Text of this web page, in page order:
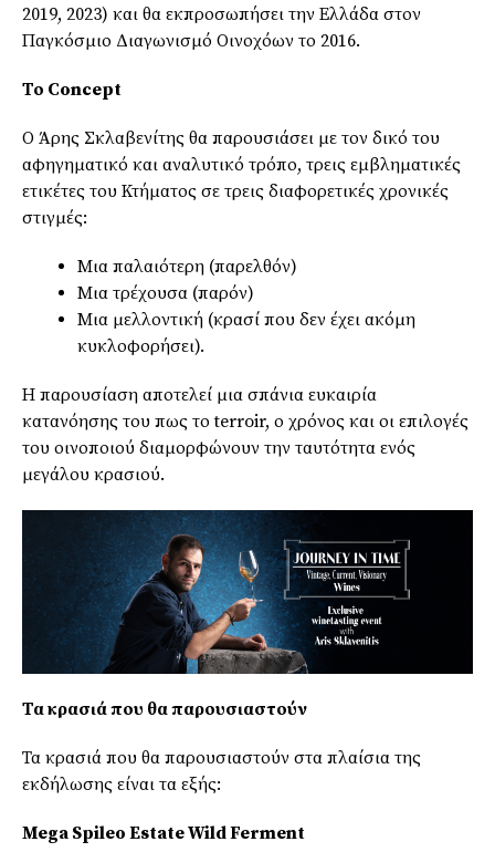
2019, 2023) και θα εκπροσωπήσει την Ελλάδα στον
Παγκόσμιο Διαγωνισμό Οινοχόων το 2016.
Το Concept
Ο Άρης Σκλαβενίτης θα παρουσιάσει με τον δικό του
αφηγηματικό και αναλυτικό τρόπο, τρεις εμβληματικές
ετικέτες του Κτήματος σε τρεις διαφορετικές χρονικές
στιγμές:
Μια παλαιότερη (παρελθόν)
Μια τρέχουσα (παρόν)
Μια μελλοντική (κρασί που δεν έχει ακόμη
κυκλοφορήσει).
Η παρουσίαση αποτελεί μια σπάνια ευκαιρία
κατανόησης του πως το terroir, ο χρόνος και οι επιλογές
του οινοποιού διαμορφώνουν την ταυτότητα ενός
μεγάλου κρασιού.
Τα κρασιά που θα παρουσιαστούν
Τα κρασιά που θα παρουσιαστούν στα πλαίσια της
εκδήλωσης είναι τα εξής:
Mega Spileo Estate Wild Ferment